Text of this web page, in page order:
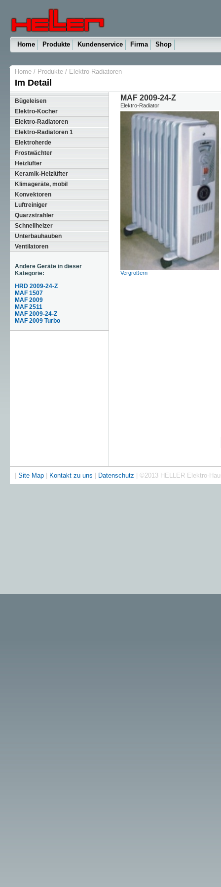
Home Produkte Kundenservice Firma Shop
Home / Produkte / Elektro-Radiatoren
Im Detail
Bügeleisen
Elektro-Kocher
Elektro-Radiatoren
Elektro-Radiatoren 1
Elektroherde
Frostwächter
Heizlüfter
Keramik-Heizlüfter
Klimageräte, mobil
Konvektoren
Luftreiniger
Quarzstrahler
Schnellheizer
Unterbauhauben
Ventilatoren
Andere Geräte in dieser
Kategorie:
HRD 2009-24-Z
MAF 1507
MAF 2009
MAF 2511
MAF 2009-24-Z
MAF 2009 Turbo
MAF 2009-24-Z
Elektro-Radiator
Vergrößern
Site Map| Kontakt zu uns Datenschutz | ©2013 HELLER Elektro-